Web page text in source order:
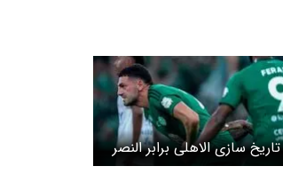
تاریخ سازی الاهلی برابر النصر